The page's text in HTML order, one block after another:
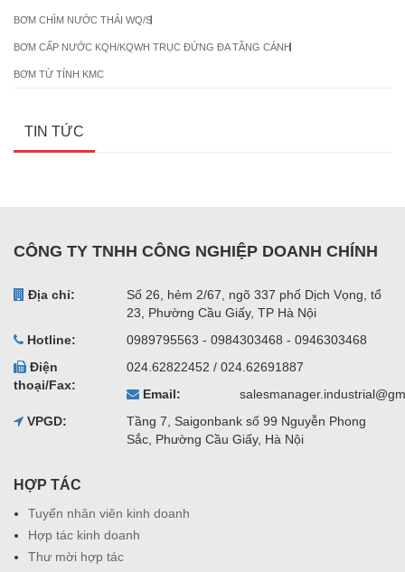
BƠM CHÌM NƯỚC THẢI WQ/S
BƠM CẤP NƯỚC KQH/KQWH TRỤC ĐỨNG ĐA TẦNG CÁNH
BƠM TỪ TÍNH KMC
TIN TỨC
CÔNG TY TNHH CÔNG NGHIỆP DOANH CHÍNH
Địa chỉ:
Số 26, hẻm 2/67, ngõ 337 phố Dịch Vọng, tổ
23, Phường Cầu Giấy, TP Hà Nội
Hotline:
0989795563 - 0984303468 - 0946303468
Điện
thoại/Fax:
024.62822452 / 024.62691887
Email:
VPGD:
Tầng 7, Saigonbank số 99 Nguyễn Phong
Sắc, Phường Cầu Giấy, Hà Nội
HỢP TÁC
Tuyển nhân viên kinh doanh
Hợp tác kinh doanh
Thư mời hợp tác